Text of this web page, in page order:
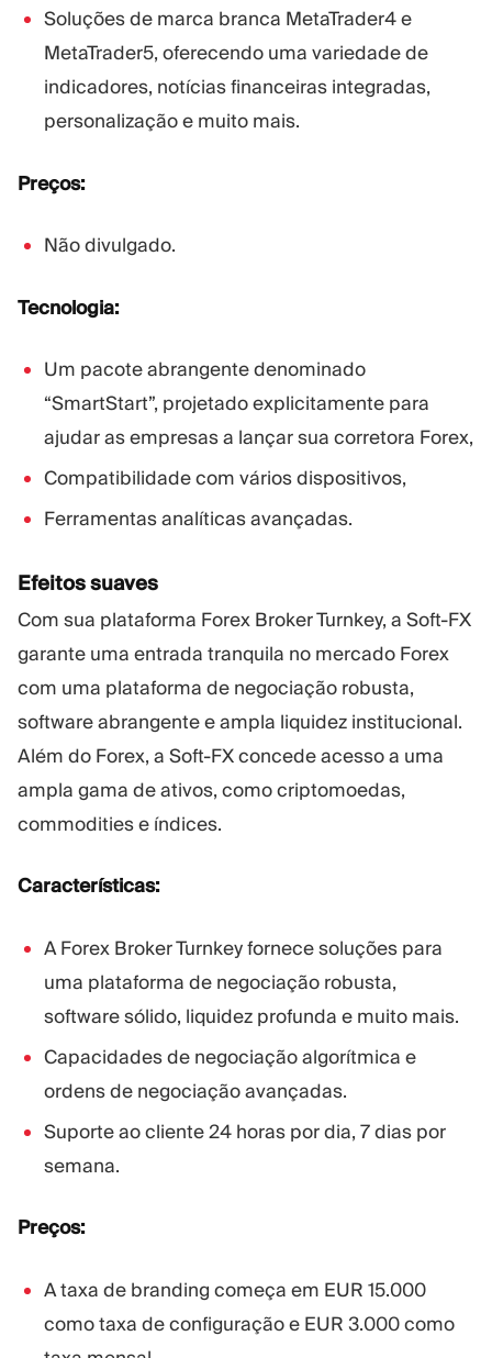
Soluções de marca branca MetaTrader4 e
MetaTrader5, oferecendo uma variedade de
indicadores, notícias financeiras integradas,
personalização e muito mais.
Preços:
Não divulgado.
Tecnologia:
Um pacote abrangente denominado
“SmartStart”, projetado explicitamente para
ajudar as empresas a lançar sua corretora Forex,
Compatibilidade com vários dispositivos,
Ferramentas analíticas avançadas.
Efeitos suaves
Com sua plataforma Forex Broker Turnkey, a Soft-FX
garante uma entrada tranquila no mercado Forex
com uma plataforma de negociação robusta,
software abrangente e ampla liquidez institucional.
Além do Forex, a Soft-FX concede acesso a uma
ampla gama de ativos, como criptomoedas,
commodities e índices.
Características:
A Forex Broker Turnkey fornece soluções para
uma plataforma de negociação robusta,
software sólido, liquidez profunda e muito mais.
Capacidades de negociação algorítmica e
ordens de negociação avançadas.
Suporte ao cliente 24 horas por dia, 7 dias por
semana.
Preços:
A taxa de branding começa em EUR 15.000
como taxa de configuração e EUR 3.000 como